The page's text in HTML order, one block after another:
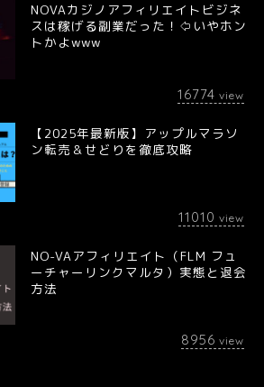
NOVAカジノアフィリエイトビジネ
スは稼げる副業だった！⇦いやホン
トかよwww
16774 view
【2025年最新版】アップルマラソ
ン転売＆せどりを徹底攻略
11010 view
NO-VAアフィリエイト（FLM フュ
ーチャーリンクマルタ）実態と退会
方法
8956 view